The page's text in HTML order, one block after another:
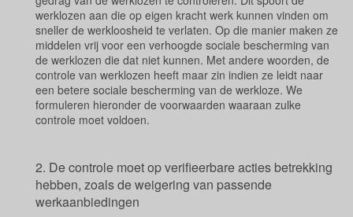
werklozen aan die op eigen kracht werk kunnen vinden om
sneller de werkloosheid te verlaten. Op die manier maken ze
middelen vrij voor een verhoogde sociale bescherming van
de werklozen die dat niet kunnen. Met andere woorden, de
controle van werklozen heeft maar zin indien ze leidt naar
een betere sociale bescherming van de werkloze. We
formuleren hieronder de voorwaarden waaraan zulke
controle moet voldoen.
2. De controle moet op verifieerbare acties betrekking
hebben, zoals de weigering van passende
werkaanbiedingen